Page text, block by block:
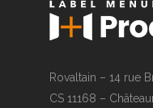
Rovaltain – 14 rue
CS 11168 –